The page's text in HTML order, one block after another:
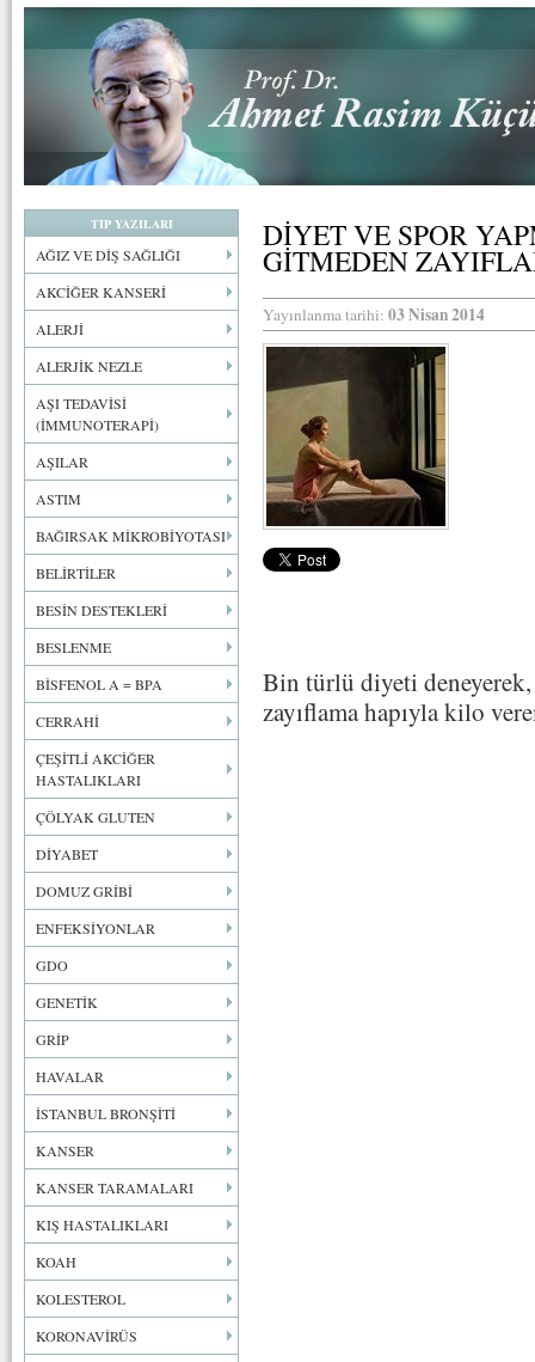
TIP YAZILARI
AĞIZ VE DİŞ SAĞLIĞI
AKCİĞER KANSERİ
ALERJİ
ALERJİK NEZLE
AŞI TEDAVİSİ
(İMMUNOTERAPİ)
AŞILAR
ASTIM
BAĞIRSAK MİKROBİYOTASI
BELİRTİLER
BESİN DESTEKLERİ
BESLENME
BİSFENOL A = BPA
CERRAHİ
ÇEŞİTLİ AKCİĞER
HASTALIKLARI
ÇÖLYAK GLUTEN
DİYABET
DOMUZ GRİBİ
ENFEKSİYONLAR
GDO
GENETİK
GRİP
HAVALAR
İSTANBUL BRONŞİTİ
KANSER
KANSER TARAMALARI
KIŞ HASTALIKLARI
KOAH
KOLESTEROL
KORONAVİRÜS
DİYET VE SPOR
GİTMEDEN
Yayınlanma tarihi: 03 Nisan 2014
Bin türlü diyeti
zayıflama hapıyla kilo